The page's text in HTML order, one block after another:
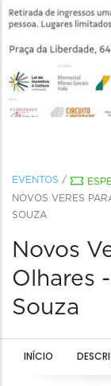
EVENTOS /
NOVOS VERES
SOUZA
Novos
Olhares
Souza
INÍCIO